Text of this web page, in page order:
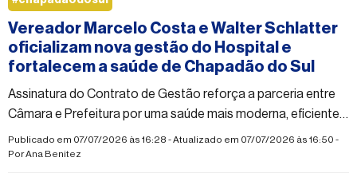
Vereador Marcelo Costa e Walter Schlatter
oficializam nova gestão do Hospital e
fortalecem a saúde de Chapadão do Sul
Assinatura do Contrato de Gestão reforça a parceria entre
Câmara e Prefeitura por uma saúde mais moderna, eficiente e
humanizada.
Publicado em 07/07/2026 às 16:28 - Atualizado em 07/07/2026 às 16:50 -
PorAna Benitez